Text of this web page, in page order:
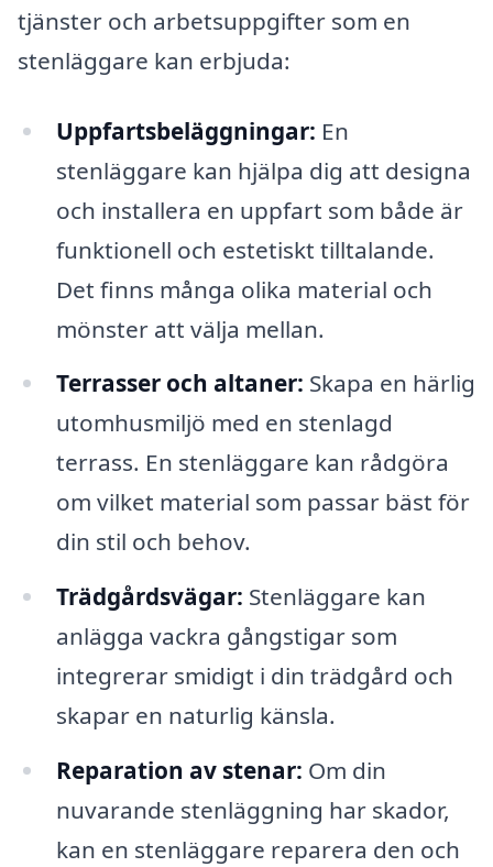
tjänster och arbetsuppgifter som en
stenläggare kan erbjuda:
Uppfartsbeläggningar: En
stenläggare kan hjälpa dig att designa
och installera en uppfart som både är
funktionell och estetiskt tilltalande.
Det finns många olika material och
mönster att välja mellan.
Terrasser och altaner: Skapa en härlig
utomhusmiljö med en stenlagd
terrass. En stenläggare kan rådgöra
om vilket material som passar bäst för
din stil och behov.
Trädgårdsvägar: Stenläggare kan
anlägga vackra gångstigar som
integrerar smidigt i din trädgård och
skapar en naturlig känsla.
Reparation av stenar: Om din
nuvarande stenläggning har skador,
kan en stenläggare reparera den och